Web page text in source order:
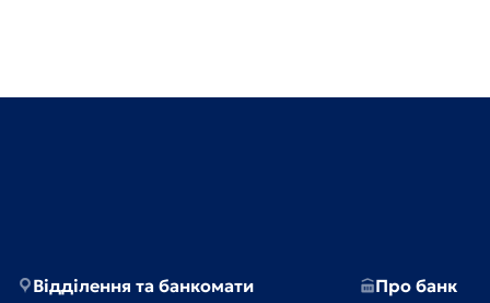
Відділення та банкомати Про банк